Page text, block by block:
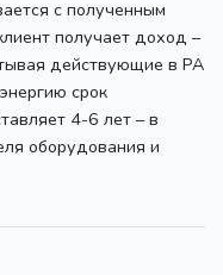
с полученным
получает доход –
действующие в РА
срок
4-6 лет – в
оборудования и